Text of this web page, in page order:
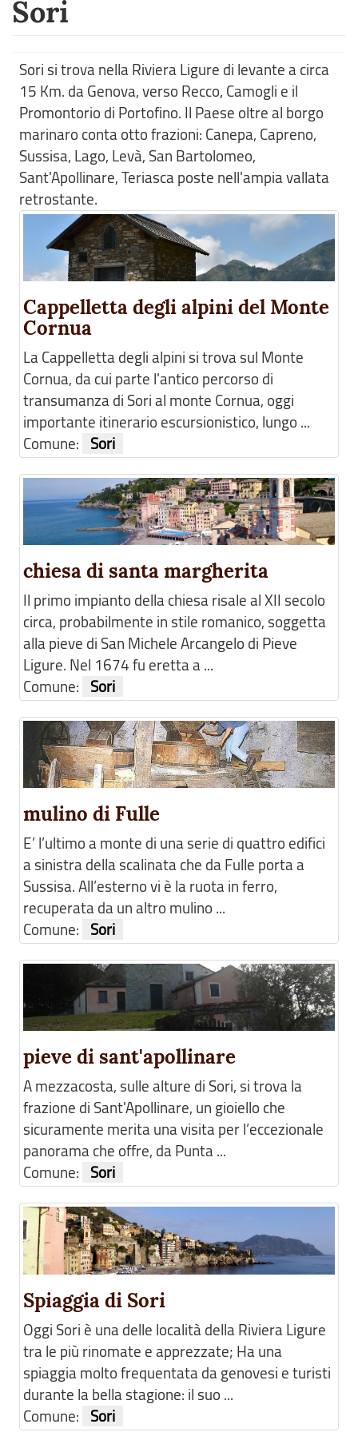
Sori
Sori si trova nella Riviera Ligure di levante a circa
15 Km. da Genova, verso Recco, Camogli e il
Promontorio di Portofino. Il Paese oltre al borgo
marinaro conta otto frazioni: Canepa, Capreno,
Sussisa, Lago, Levà, San Bartolomeo,
Sant'Apollinare, Teriasca poste nell'ampia vallata
retrostante.
Cappelletta degli alpini del Monte
Cornua
La Cappelletta degli alpini si trova sul Monte
Cornua, da cui parte l'antico percorso di
transumanza di Sori al monte Cornua, oggi
importante itinerario escursionistico, lungo ...
Comune:
Sori
chiesa di santa margherita
Il primo impianto della chiesa risale al XII secolo
circa, probabilmente in stile romanico, soggetta
alla pieve di San Michele Arcangelo di Pieve
Ligure. Nel 1674 fu eretta a ...
Comune:
Sori
mulino di Fulle
E’ l’ultimo a monte di una serie di quattro edifici
a sinistra della scalinata che da Fulle porta a
Sussisa. All’esterno vi è la ruota in ferro,
recuperata da un altro mulino ...
Comune:
Sori
pieve di sant'apollinare
A mezzacosta, sulle alture di Sori, si trova la
frazione di Sant'Apollinare, un gioiello che
sicuramente merita una visita per l’eccezionale
panorama che offre, da Punta ...
Comune:
Sori
Spiaggia di Sori
Oggi Sori è una delle località della Riviera Ligure
tra le più rinomate e apprezzate; Ha una
spiaggia molto frequentata da genovesi e turisti
durante la bella stagione: il suo ...
Comune:
Sori